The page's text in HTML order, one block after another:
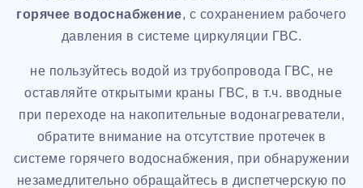
горячее водоснабжение, с сохранением рабочего
давления в системе циркуляции ГВС.
не пользуйтесь водой из трубопровода ГВС, не
оставляйте открытыми краны ГВС, в т.ч. вводные
при переходе на накопительные водонагреватели,
обратите внимание на отсутствие протечек в
системе горячего водоснабжения, при обнаружении
незамедлительно обращайтесь в диспетчерскую по